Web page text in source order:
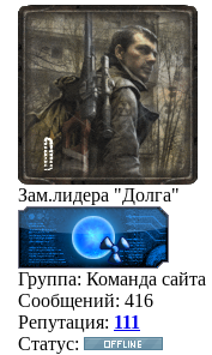
Зам.лидера "Долга"
Группа: Команда сайта
Сообщений: 416
Репутация: 111
Статус: